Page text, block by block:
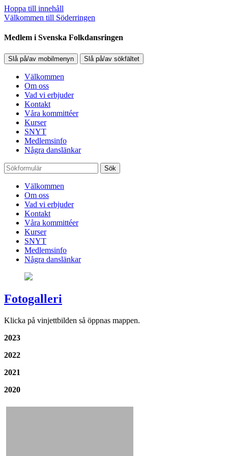
Hoppa till innehåll
Välkommen till Söderringen
Medlem i Svenska Folkdansringen
Slå på/av mobilmenyn Slå på/av sökfältet
Välkommen
Om oss
Vad vi erbjuder
Kontakt
Våra kommittéer
Kurser
SNYT
Medlemsinfo
Några danslänkar
Sök
Välkommen
Om oss
Vad vi erbjuder
Kontakt
Våra kommittéer
Kurser
SNYT
Medlemsinfo
Några danslänkar
Fotogalleri
Klicka på vinjettbilden så öppnas mappen.
2023
2022
2021
2020